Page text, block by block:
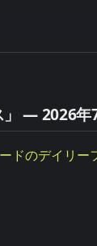
」 — 2026
ドのデイリー